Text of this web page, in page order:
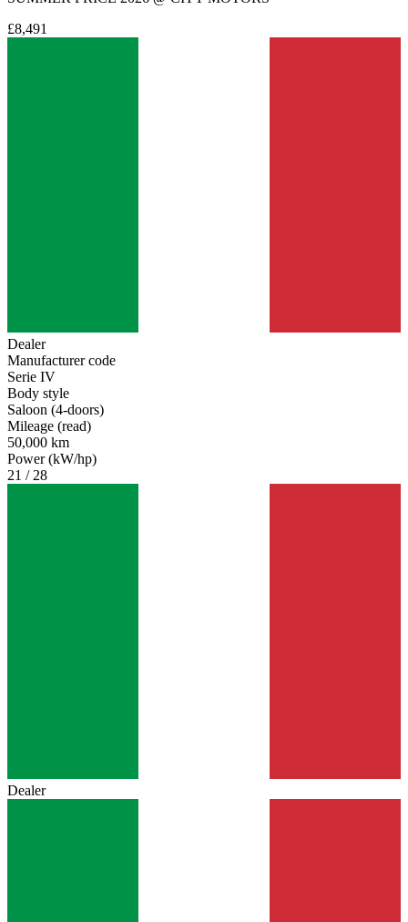
£8,491
Dealer
Manufacturer code
Serie IV
Body style
Saloon (4-doors)
Mileage (read)
50,000 km
Power (kW/hp)
21 / 28
Dealer